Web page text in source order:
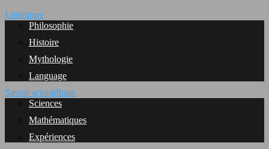
Littérature
Philosophie
Histoire
Mythologie
Language
Savoir scientifique
Sciences
Mathématiques
Expériences